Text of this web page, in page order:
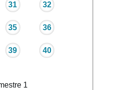
31 32
35 36
39 40
1